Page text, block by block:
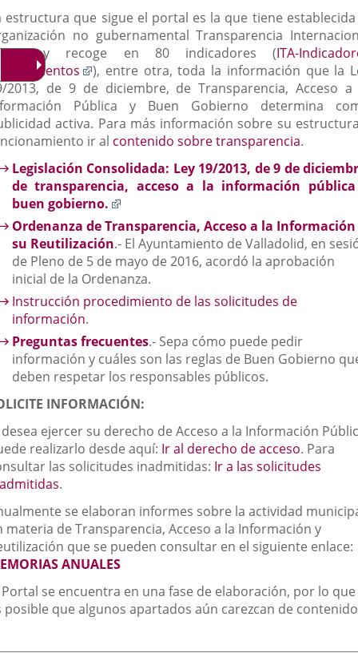
estructura que sigue el portal es la que tiene
no gubernamental Transparencia
Enlace
una
aplicación
externa.
y recoge en 80 indicadores (ITA-
Enlace
a
una
aplicación
externa.
), entre otra, toda la información que la
2013, de 9 de diciembre, de Transparencia, Acceso a
Pública y Buen Gobierno determina
activa. Para más información sobre su
ir al contenido sobre transparencia.
Legislación Consolidada: Ley 19/2013, de 9 de
de transparencia, acceso a la información
buen gobierno.
a
una
aplicación
externa.
Ordenanza de Transparencia, Acceso a la Información
su Reutilización.- El Ayuntamiento de Valladolid, en
de Pleno de 5 de mayo de 2016, acordó la aprobación
inicial de la Ordenanza.
Instrucción procedimiento de las solicitudes de
información.
Preguntas frecuentes.- Sepa cómo puede pedir
información y cuáles son las reglas de Buen Gobierno
deben respetar los responsables públicos.
INFORMACIÓN:
desea ejercer su derecho de Acceso a la Información
realizarlo desde aquí: Ir al derecho de acceso. Para
las solicitudes inadmitidas: Ir a las solicitudes
.
se elaboran informes sobre la actividad
materia de Transparencia, Acceso a la Información y
que se pueden consultar en el siguiente enlace:
ANUALES
Portal se encuentra en una fase de elaboración, por lo que
posible que algunos apartados aún carezcan de